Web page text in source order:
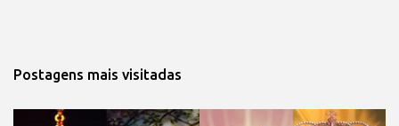
Postagens mais visitadas